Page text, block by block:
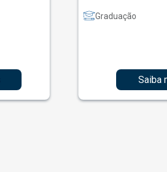
Graduação
Saiba